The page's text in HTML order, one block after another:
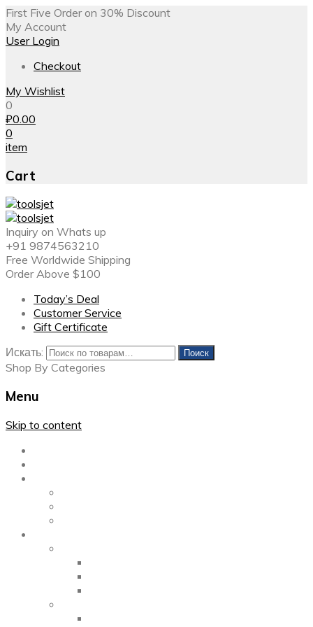
First Five Order on 30% Discount
My Account
User Login
Checkout
My Wishlist
0
₽0.00
0
item
Cart
Inquiry on Whats up
+91 9874563210
Free Worldwide Shipping
Order Above $100
Today’s Deal
Customer Service
Gift Certificate
Искать:
Поиск
Shop By Categories
Menu
Skip to content